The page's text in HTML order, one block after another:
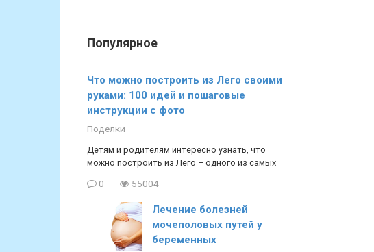
Популярное
Что можно построить из Лего своими
руками: 100 идей и пошаговые
инструкции с фото
Поделки
Детям и родителям интересно узнать, что
можно построить из Лего – одного из самых
0 55004
Лечение болезней
мочеполовых путей у
беременных